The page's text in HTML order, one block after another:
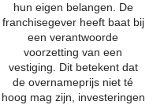
hun eigen belangen. De
franchisegever heeft baat bij
een verantwoorde
voorzetting van een
vestiging. Dit betekent dat
de overnameprijs niet té
hoog mag zijn, investeringen